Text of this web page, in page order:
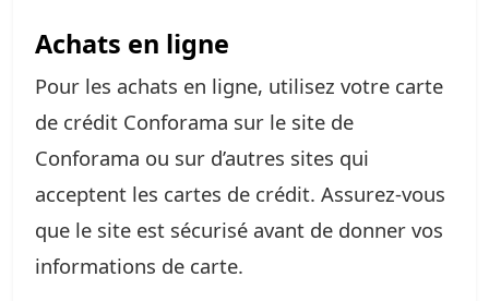
Achats en ligne
Pour les achats en ligne, utilisez votre carte
de crédit Conforama sur le site de
Conforama ou sur d’autres sites qui
acceptent les cartes de crédit. Assurez-vous
que le site est sécurisé avant de donner vos
informations de carte.